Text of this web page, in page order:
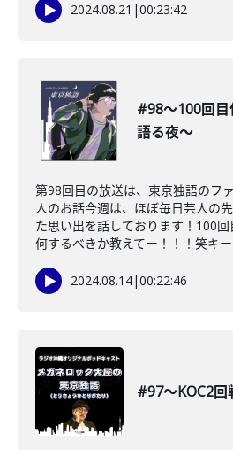
2024.08.21 |00:23:42
#98〜100回目
語る夜〜
第98回目の放送は、東京独語のフ
人のお話今週は、ほぼ毎日芸人の
た思い出を話しております！100
何するべきか教えてー！！！笑キ
2024.08.14|00:22:46
#97〜KOC2